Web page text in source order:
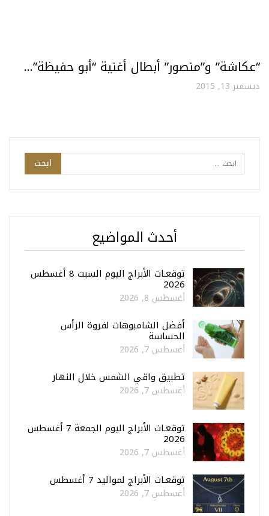
“عكاشة” و”منصور” أبطال أغنية “أبو حفيظة”…
ديسمبر 13, 2015
أحدث المواضيع
توقعـات الأبراج اليوم السبت 8 أغسطس
2026
أغسطس 8, 2026
أفضل الشامبوهات لفروة الرأس
الحساسة
أغسطس 7, 2026
تطبيق واقي الشمس خلال النهار
أغسطس 7, 2026
توقعـات الأبراج اليوم الجمعة 7 أغسطس
2026
أغسطس 7, 2026
توقعـات الأبراج لمواليد 7 أغسطس
أغسطس 7, 2026